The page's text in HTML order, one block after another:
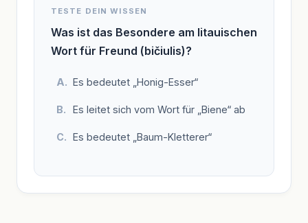
TESTE DEIN WISSEN
Was ist das Besondere am litauischen
Wort für Freund (bičiulis)?
Es bedeutet „Honig-Esser“
Es leitet sich vom Wort für „Biene“ ab
Es bedeutet „Baum-Kletterer“